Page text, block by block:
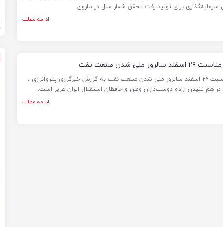
سرمایه‌گذاری برای تولید رفت تحقق شعار سال در مارون
ادامه مطلب
شدن صنعت نفت
پیام دکتر امین امرائی به مناسبت ۲۹ اسفند سالروز ملی شدن صنعت نفت به گزارش خبرگزاری پتروانرژی ،
هم تنیدن‌ اراده‌ دوست‌داران وطن و حافظان استقلال ایران عزیز است.
ادامه مطلب